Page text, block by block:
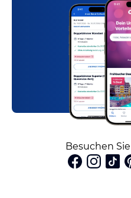
Besuchen